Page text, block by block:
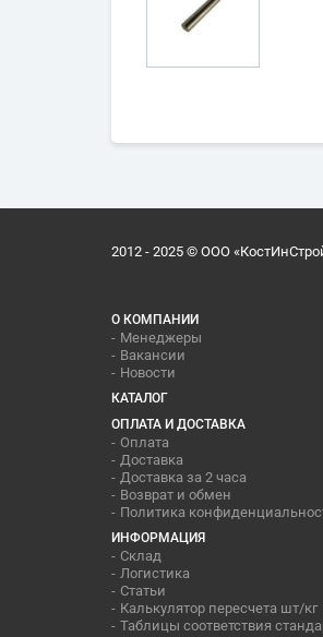
2012 - 2025 © ООО
О КОМПАНИИ
Менеджеры
Вакансии
Новости
КАТАЛОГ
ОПЛАТА И ДОСТАВКА
Оплата
Доставка
Доставка за 2 часа
Возврат и обмен
Политика
ИНФОРМАЦИЯ
Склад
Логистика
Статьи
Калькулятор пересчета шт/кг
Таблицы соответствия